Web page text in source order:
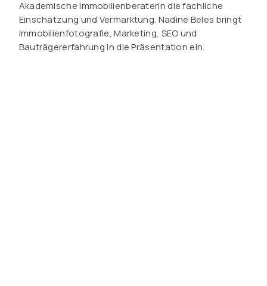
Akademische Immobilienberaterin die fachliche
Einschätzung und Vermarktung. Nadine Beles bringt
Immobilienfotografie, Marketing, SEO und
Bauträgererfahrung in die Präsentation ein.